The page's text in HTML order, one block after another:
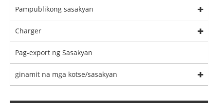
Pampublikong sasakyan
Charger
Pag-export ng Sasakyan
ginamit na mga kotse/sasakyan